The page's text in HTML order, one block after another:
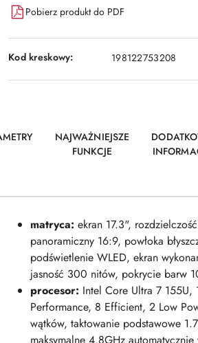
Pobierz produkt do PDF
Kod kreskowy: 198122753208
NAJWAŻNIEJSZE
FUNKCJE
matryca: ekran 17.3",
panoramiczny 16:9, powłoka
podświetlenie WLED, ekran
jasność 300 nitów, pokrycie barw
procesor: Intel Core Ultra 7 155U,
Performance, 8 Efficient, 2 Low
wątków, taktowanie podstawowe
maksymalne 4.8GHz